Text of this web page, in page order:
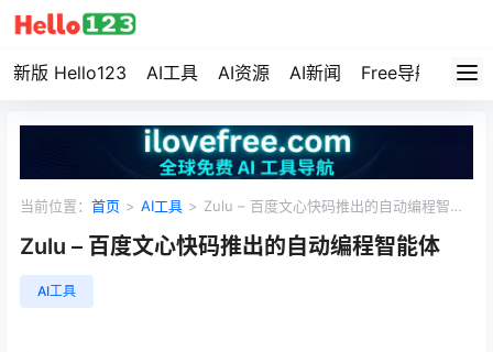
新版 Hello123 AI工具 AI资源 AI新闻 Free导航 资
当前位置： 首页 > AI工具 > Zulu – 百度文心快码推出的自动编程智能
Zulu – 百度文心快码推出的自动编程智能体
AI工具